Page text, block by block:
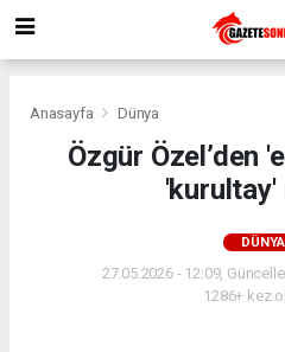
Anasayfa Dünya
Özgür Özel’den
'kurultay'
DÜNYA
27.05.2026 - 12:09,
1286+ kez